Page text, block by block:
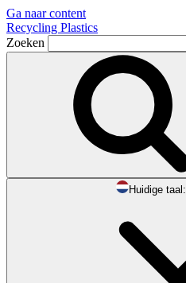
Ga naar content
Recycling Plastics
Zoeken
Huidige taal: